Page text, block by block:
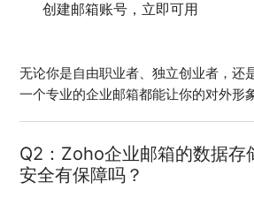
创建邮箱账号，立即可用
无论你是自由职业者、独立创业者，还
一个专业的企业邮箱都能让你的对外形
Q2：Zoho企业邮箱的数据存
安全有保障吗？